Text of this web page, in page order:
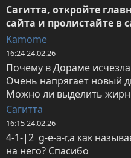
Сагитта, откройте
сайта и пролистайте в
Kamome
16:24 24.02.26
Почему в Дораме
Очень напрягает новый
Можно ли выделить
Сагитта
16:15 24.02.26
4-1-|2  g-e-a-r,а как
на него? Спасибо